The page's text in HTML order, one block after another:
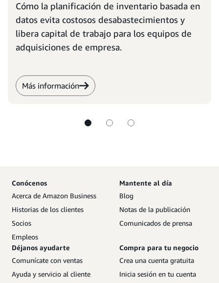
Cómo la planificación de inventario basada en
datos evita costosos desabastecimientos y
libera capital de trabajo para los equipos de
adquisiciones de empresa.
Más información
Conócenos
Acerca de Amazon Business
Historias de los clientes
Socios
Empleos
Mantente al día
Blog
Notas de la publicación
Comunicados de prensa
Déjanos ayudarte
Comunícate con ventas
Ayuda y servicio al cliente
Compra para tu negocio
Crea una cuenta gratuita
Inicia sesión en tu cuenta